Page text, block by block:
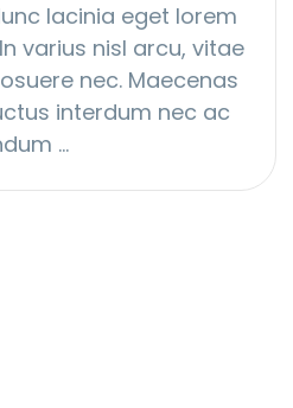
lacinia eget lorem
varius nisl arcu, vitae
nec. Maecenas
interdum nec ac
…